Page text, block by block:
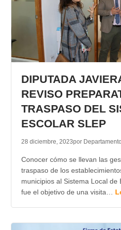
DIPUTADA
REVISO
TRASPASO DEL
ESCOLAR SLEP
28 diciembre, 2023por
Conocer cómo se llevan las
traspaso de los
municipios al Sistema Local de
fue el objetivo de una visita…